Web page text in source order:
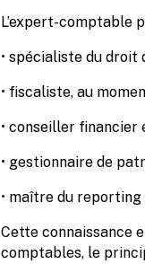
L’expert-comptable
• spécialiste du droit
• fiscaliste, au
• conseiller financier
• gestionnaire de
• maître du reporting
Cette connaissance
comptables, le